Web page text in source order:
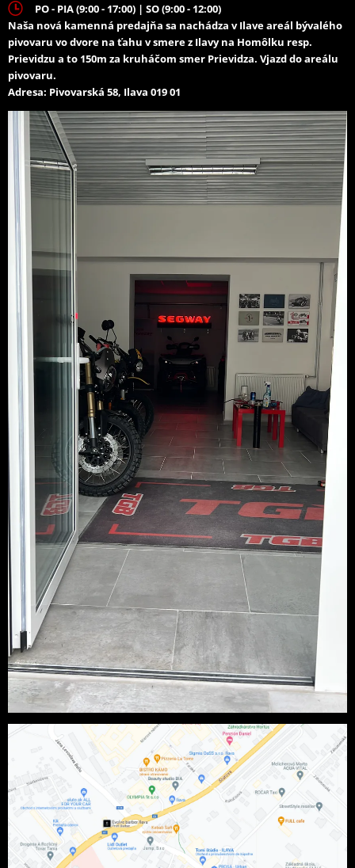
PO - PIA (9:00 - 17:00) | SO (9:00 - 12:00)
Naša nová kamenná predajňa sa nachádza v Ilave areál bývalého
pivovaru vo dvore na ťahu v smere z Ilavy na Homôlku resp.
Prievidzu a to 150m za kruháčom smer Prievidza. Vjazd do areálu
pivovaru.
Adresa: Pivovarská 58, Ilava 019 01